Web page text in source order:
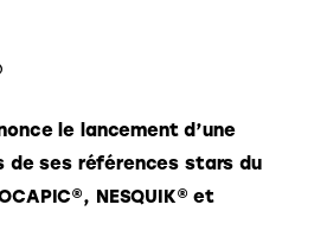
le lancement d’une
de ses références stars du
NESQUIK® et